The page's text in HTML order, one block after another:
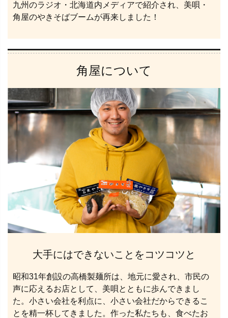
九州のラジオ・北海道内メディアで紹介され、美唄・
角屋のやきそばブームが再来しました！
角屋について
大手にはできないことをコツコツと
昭和31年創設の高橋製麺所は、地元に愛され、市民の
声に応えるお店として、美唄とともに歩んできまし
た。小さい会社を利点に、小さい会社だからできるこ
とを精一杯してきました。作った私たちも、食べたお